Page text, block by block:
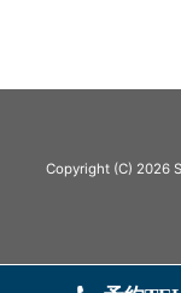
Copyright (C) 2026